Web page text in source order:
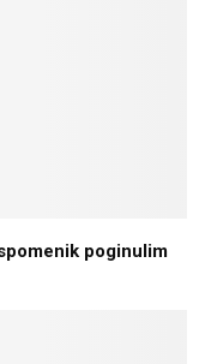
poginulim